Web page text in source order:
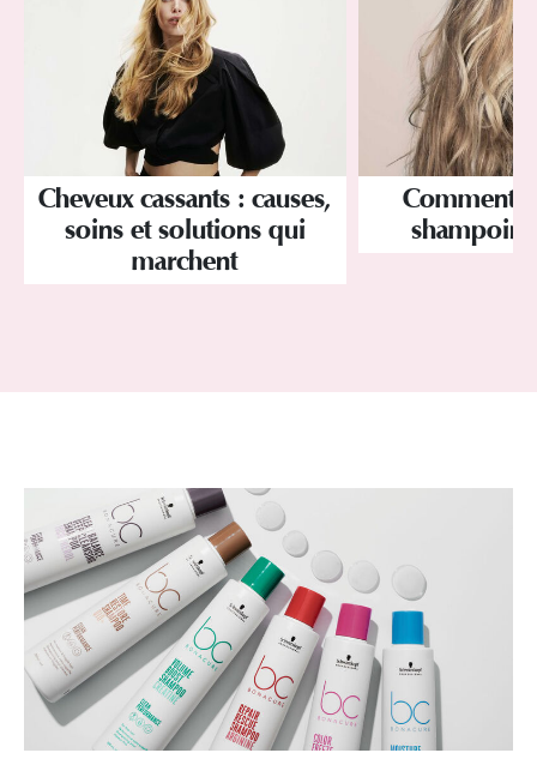
Cheveux cassants : causes,
soins et solutions qui
marchent
Comment